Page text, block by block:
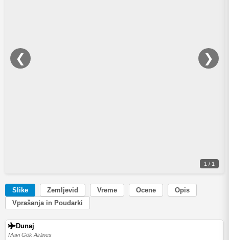
❮ ❯
1 / 1
Slike Zemljevid Vreme Ocene
Opis
Vprašanja in Poudarki
Dunaj
Mavi Gök Airlines